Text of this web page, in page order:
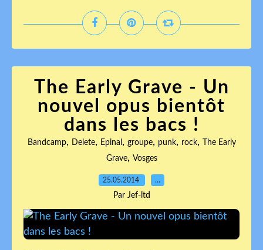
The Early Grave - Un
nouvel opus bientôt
dans les bacs !
Bandcamp, Delete, Epinal , groupe, punk, rock,
The Early
Grave, Vosges
25.05.2014 …
Par Jef-ltd